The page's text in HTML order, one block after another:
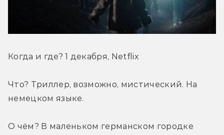
Когда и где? 1 декабря, Netflix
Что? Триллер, возможно, мистический. На
немецком языке.
О чём? В маленьком германском городке